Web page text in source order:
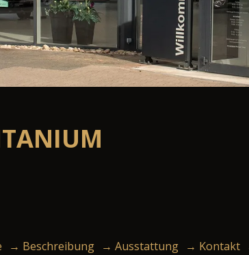
→ Beschreibung → Ausstattung → Kontakt